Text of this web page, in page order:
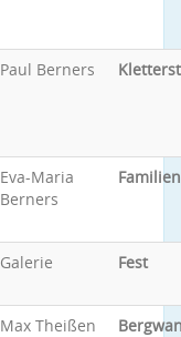
Paul Berners
Eva-Maria
Berners
Galerie Fest
Max Theißen